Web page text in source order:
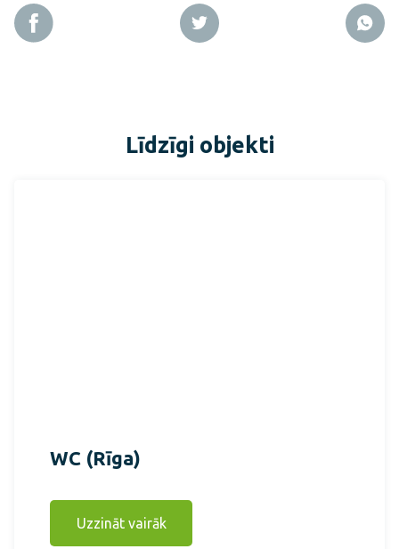
Līdzīgi objekti
WC (Rīga)
Uzzināt vairāk